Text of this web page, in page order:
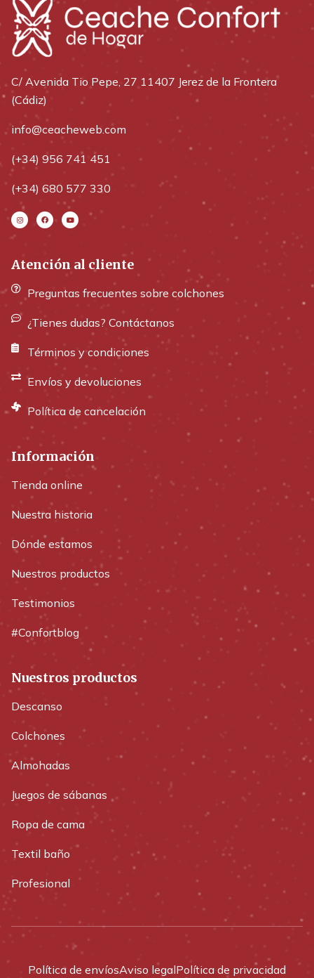
C/ Avenida Tio Pepe, 27 11407 Jerez de la Frontera
(Cádiz)
info@ceacheweb.com
(+34) 956 741 451
(+34) 680 577 330
Atención al cliente
Preguntas frecuentes sobre colchones
¿Tienes dudas? Contáctanos
Términos y condiciones
Envíos y devoluciones
Política de cancelación
Información
Tienda online
Nuestra historia
Dónde estamos
Nuestros productos
Testimonios
#Confortblog
Nuestros productos
Descanso
Colchones
Almohadas
Juegos de sábanas
Ropa de cama
Textil baño
Profesional
Política de envíosAviso legalPolítica de privacidad